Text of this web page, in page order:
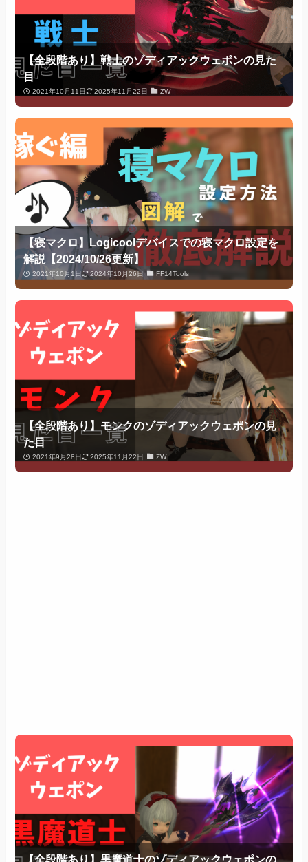
【全段階あり】戦士のゾディアックウェポンの見た
目
2021年10月11日 2025年11月22日 ZW
【寝マクロ】Logicoolデバイスでの寝マクロ設定を
解説【2024/10/26更新】
2021年10月1日 2024年10月26日 FF14Tools
【全段階あり】モンクのゾディアックウェポンの見
た目
2021年9月28日 2025年11月22日 ZW
【全段階あり】黒魔道士のゾディアックウェポンの